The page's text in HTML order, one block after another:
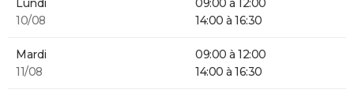
Lundi
10/08
09:00 à 12:00
14:00 à 16:30
Mardi
11/08
09:00 à 12:00
14:00 à 16:30